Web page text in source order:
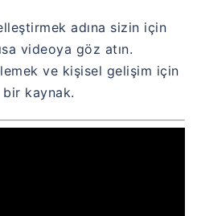
adına sizin için
videoya göz atın.
ve kişisel gelişim için
bir kaynak.